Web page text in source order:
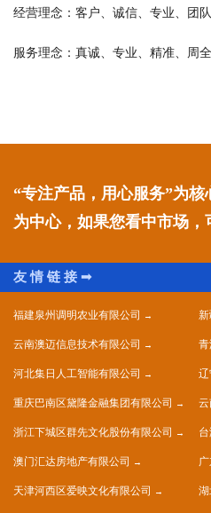
经营理念：客户、诚信、专业、团
服务理念：真诚、专业、精准、周
“专注产品，用心服务”为
为中心，如果您看中市场，
福建泉州调明农业有限公司 新
云南澳迈信息技术有限公司 青
河北集日人工智能有限公司 辽
重庆巴南区黛隆金融集团有限公司 云
浙江下城区群先文化股份有限公司
澳门汇达房地产有限公司
天津河西区爱映文化有限公司 湖